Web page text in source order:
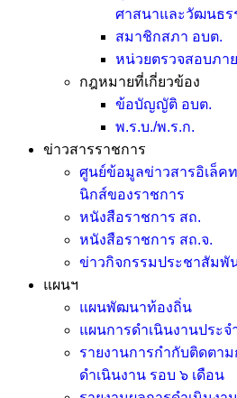
ศาสนาและวัฒนธร
สมาชิกสภา อบต.
หน่วยตรวจสอบภา
กฎหมายที่เกี่ยวข้อง
ข้อบัญญัติ อบต.
พ.ร.บ./พ.ร.ก.
ข่าวสารราชการ
ศูนย์ข้อมูลข่าวสารอิเล็ค
นิกส์ของราชการ
หนังสือราชการ สถ.
หนังสือราชการ สถ.จ.
ข่าวกิจกรรมประชาสัมพั
แผนฯ
แผนพัฒนาท้องถิ่น
แผนการดำเนินงานประจ
รายงานการกำกับติดตาม
ดำเนินงาน รอบ ๖ เดือน